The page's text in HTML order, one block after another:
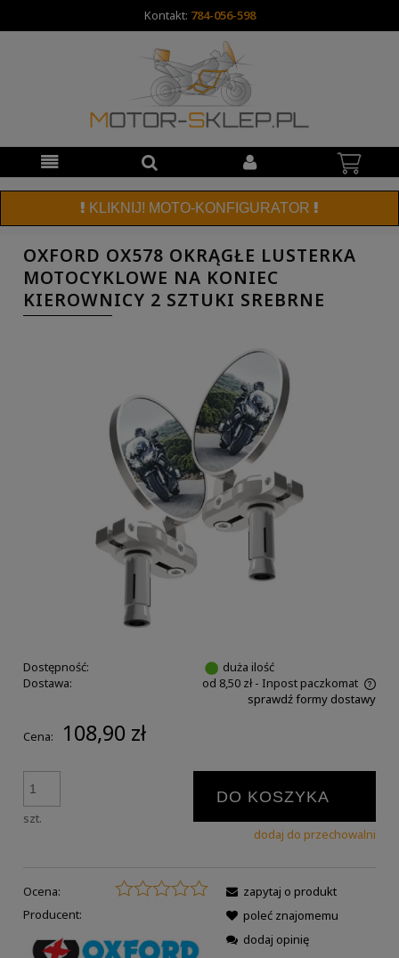
Kontakt: 784-056-598
KLIKNIJ! MOTO-KONFIGURATOR
OXFORD OX578 OKRĄGŁE LUSTERKA
MOTOCYKLOWE NA KONIEC
KIEROWNICY 2 SZTUKI SREBRNE
Dostępność:
duża ilość
Dostawa:
od 8,50 zł - Inpost paczkomat
sprawdź formy dostawy
Cena: 108,90 zł
szt.
DO KOSZYKA
dodaj do przechowalni
Ocena:
Producent:
zapytaj o produkt
poleć znajomemu
dodaj opinię